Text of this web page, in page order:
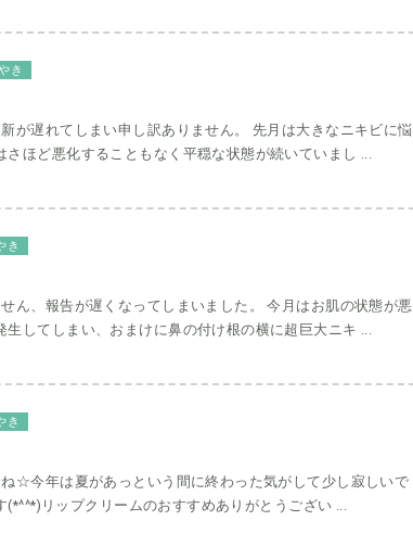
き
が遅れてしまい申し訳ありません。 先月は大きなニキビに悩
さほど悪化することもなく平穏な状態が続いていまし ...
き
ん、報告が遅くなってしまいました。 今月はお肌の状態が悪
生してしまい、おまけに鼻の付け根の横に超巨大ニキ ...
き
☆今年は夏があっという間に終わった気がして少し寂しいで
(*^^*)リップクリームのおすすめありがとうござい ...